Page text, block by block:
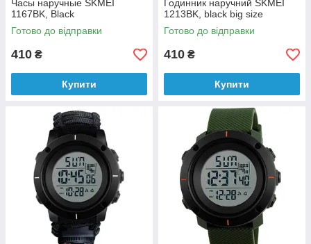
Часы наручные SKMEI
1167BK, Black
Готово до відправки
410 ₴
Купити
Годинник наручний SKMEI
1213BK, black big size
Готово до відправки
410 ₴
Купити